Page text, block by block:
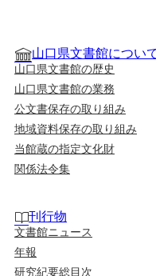
山口県文書館につい
山口県文書館の歴史
山口県文書館の業務
公文書保存の取り組み
地域資料保存の取り組み
当館蔵の指定文化財
関係法令集
刊行物
文書館ニュース
年報
研究紀要総目次